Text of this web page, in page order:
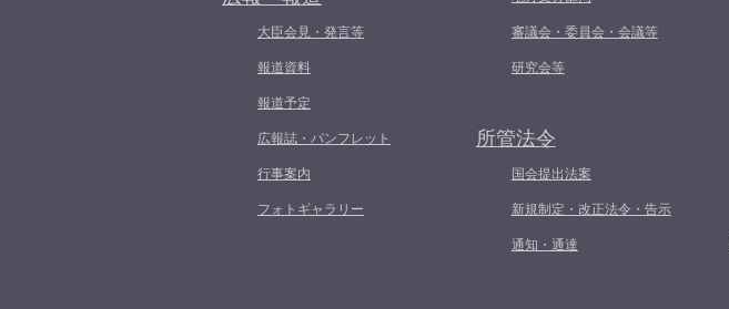
大臣会見・発言等
報道資料
報道予定
広報誌・パンフレット
行事案内
フォトギャラリー
審議会・委員会・会議等
研究会等
所管法令
国会提出法案
新規制定・改正法令・告示
通知・通達